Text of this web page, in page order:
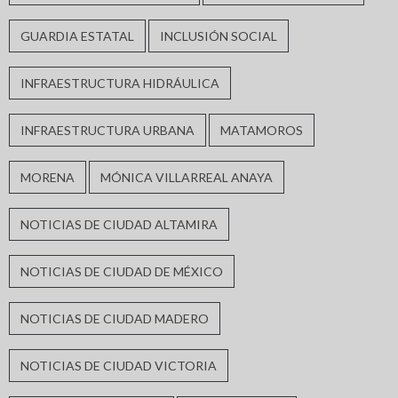
GUARDIA ESTATAL INCLUSIÓN SOCIAL
INFRAESTRUCTURA HIDRÁULICA
INFRAESTRUCTURA URBANA MATAMOROS
MORENA MÓNICA VILLARREAL ANAYA
NOTICIAS DE CIUDAD ALTAMIRA
NOTICIAS DE CIUDAD DE MÉXICO
NOTICIAS DE CIUDAD MADERO
NOTICIAS DE CIUDAD VICTORIA